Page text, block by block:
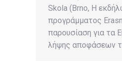
Skola (Brno, Η
προγράμματος
παρουσίαση για τα
λήψης αποφάσεων